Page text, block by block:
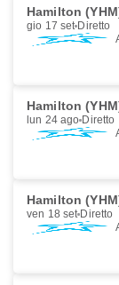
Hamilton
gio 17 set Diretto
Hamilton
lun 24 ago Diretto
Hamilton
ven 18 set Diretto